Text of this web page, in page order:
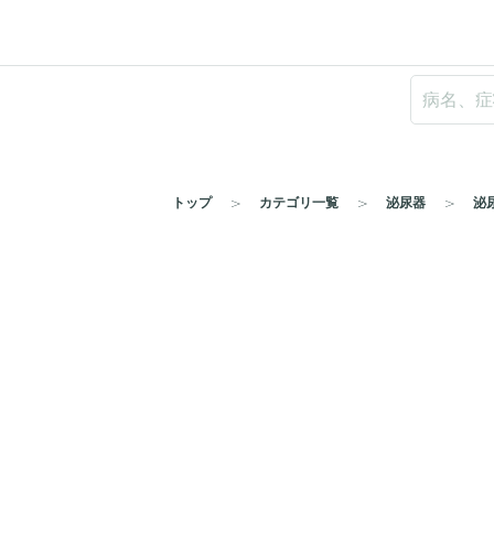
トップ カテゴリ一覧 泌尿器 泌